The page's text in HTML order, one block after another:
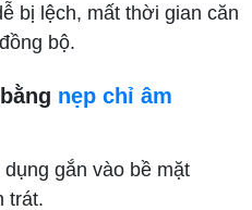
bị lệch, mất thời gian căn
bộ.
nẹp chỉ âm
gắn vào bề mặt
trát.